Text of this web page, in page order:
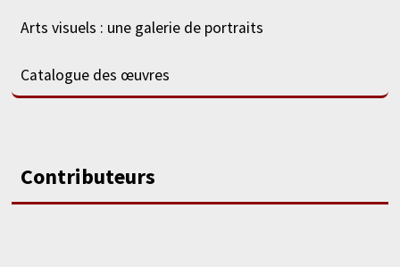
Arts visuels : une galerie de portraits
Catalogue des œuvres
Contributeurs